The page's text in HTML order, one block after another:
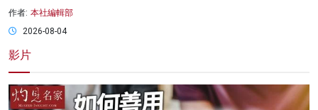
作者: 本社編輯部
2026-08-04
影片